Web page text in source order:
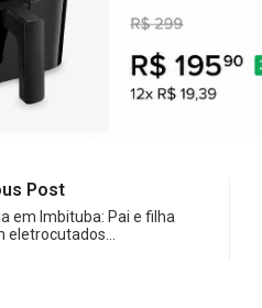
Post
em Imbituba: Pai e filha
eletrocutados…